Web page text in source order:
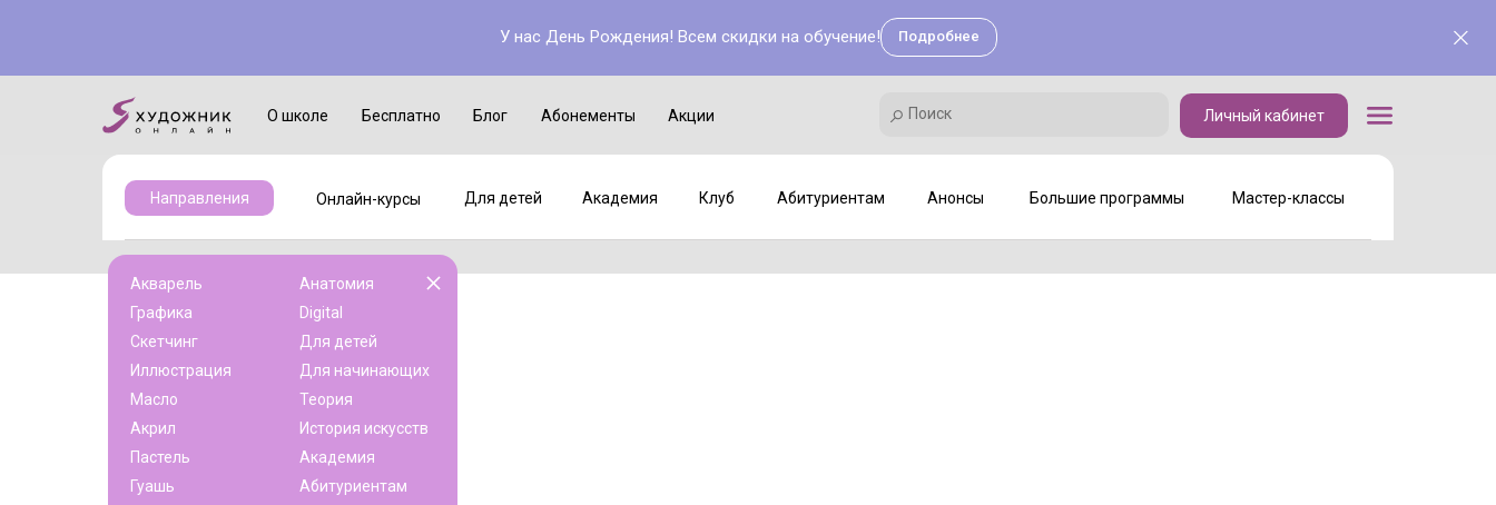
У нас День Рождения! Всем скидки на обучение! Подробнее
Блог Акции
Абонементы
О школе Бесплатно Личный кабинет
Поиск
Мастер-классы
Для детей Академия Клуб Абитуриентам Анонсы Большие программы
Онлайн-курсы
Направления
Поиск
Академия Клуб Мастер-классы
Акварель
Графика
Скетчинг
Иллюстрация
Масло
Акрил
Пастель
Гуашь
Анатомия
Digital
Для детей
Для начинающих
Теория
История искусств
Академия
Абитуриентам